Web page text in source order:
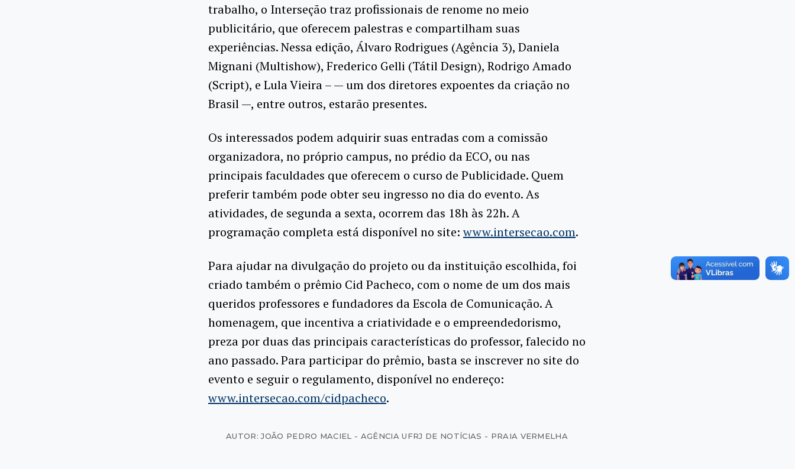
trabalho, o Interseção traz profissionais de renome no meio
publicitário, que oferecem palestras e compartilham suas
experiências. Nessa edição, Álvaro Rodrigues (Agência 3), Daniela
Mignani (Multishow), Frederico Gelli (Tátil Design), Rodrigo Amado
(Script), e Lula Vieira – — um dos diretores expoentes da criação no
Brasil —, entre outros, estarão presentes.
Os interessados podem adquirir suas entradas com a comissão
organizadora, no próprio campus, no prédio da ECO, ou nas
principais faculdades que oferecem o curso de Publicidade. Quem
preferir também pode obter seu ingresso no dia do evento. As
atividades, de segunda a sexta, ocorrem das 18h às 22h. A
programação completa está disponível no site:www.intersecao.com.
Para ajudar na divulgação do projeto ou da instituição escolhida, foi
criado também o prêmio Cid Pacheco, com o nome de um dos mais
queridos professores e fundadores da Escola de Comunicação. A
homenagem, que incentiva a criatividade e o empreendedorismo,
preza por duas das principais características do professor, falecido no
ano passado. Para participar do prêmio, basta se inscrever no site do
evento e seguir o regulamento, disponível no endereço:
www.intersecao.com/cidpacheco.
AUTOR: JOÃO PEDRO MACIEL - AGÊNCIA UFRJ DE NOTÍCIAS - PRAIA VERMELHA